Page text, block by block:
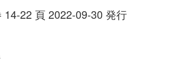
14-22 頁 2022-09-30 発行